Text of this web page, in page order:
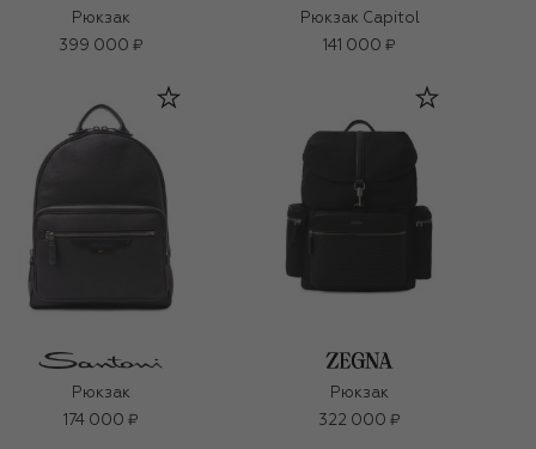
Рюкзак
399 000 ₽
Рюкзак Capitol
141 000 ₽
Рюкзак
174 000 ₽
Рюкзак
322 000 ₽